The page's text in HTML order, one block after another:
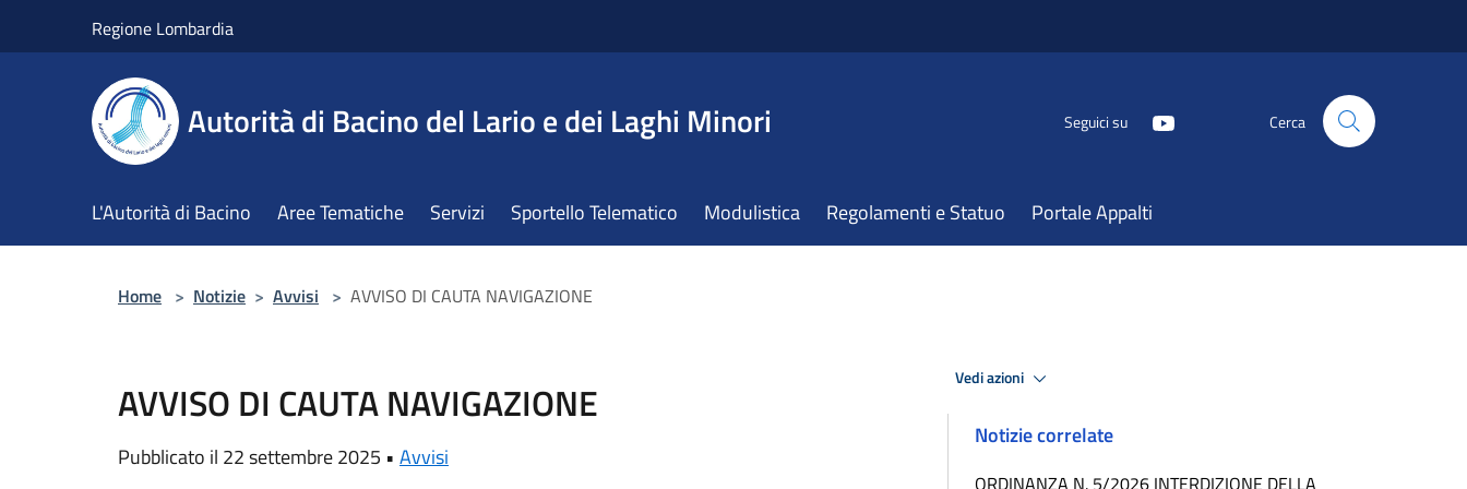
Regione Lombardia
Autorità di Bacino del Lario e dei Laghi Minori Seguici su Cerca
L'Autorità di Bacino Aree Tematiche Servizi Sportello Telematico Modulistica Regolamenti e Statuo Portale Appalti
Home > Notizie > Avvisi > AVVISO DI CAUTA NAVIGAZIONE
AVVISO DI CAUTA NAVIGAZIONE
Pubblicato il 22 settembre 2025 • Avvisi
Vedi azioni
Notizie correlate
ORDINANZA N. 5/2026 INTERDIZIONE DELLA